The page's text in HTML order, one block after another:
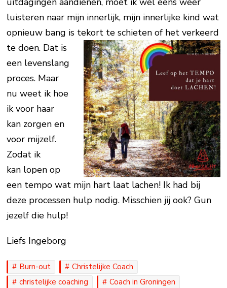
luisteren naar mijn innerlijk, mijn innerlijke kind wat
opnieuw bang is tekort te schieten of het verkeerd
te doen. Dat is
een levenslang
proces. Maar
nu weet ik hoe
ik voor haar
kan zorgen en
voor mijzelf.
Zodat ik
kan lopen op
een tempo wat mijn hart laat lachen! Ik had bij
deze processen hulp nodig. Misschien jij ook? Gun
jezelf die hulp!
Liefs Ingeborg
Burn-out
Christelijke Coach
christelijke coaching
Coach in Groningen